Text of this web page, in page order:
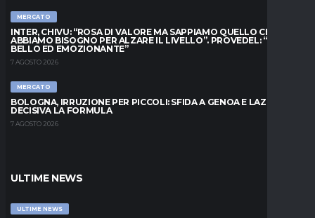
MERCATO
INTER, CHIVU: “ROSA DI VALORE MA SAPPIAMO QUELLO CHE
ABBIAMO BISOGNO PER ALZARE IL LIVELLO”. PROVEDEL: “MESE
BELLO ED EMOZIONANTE”
7 AGOSTO 2026
MERCATO
BOLOGNA, IRRUZIONE PER PICCOLI: SFIDA A GENOA E LAZIO,
DECISIVA LA FORMULA
7 AGOSTO 2026
ULTIME NEWS
ULTIME NEWS